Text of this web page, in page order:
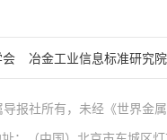
会 冶金工业信息标准研究院
报社所有，未经《世界金